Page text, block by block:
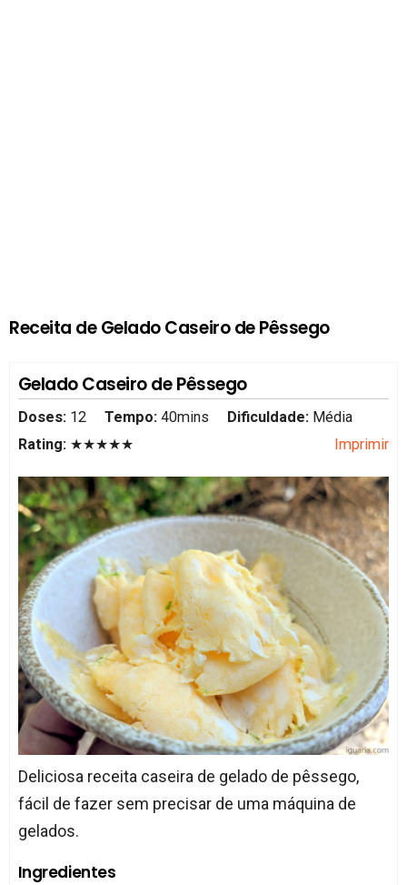
Receita de Gelado Caseiro de Pêssego
Gelado Caseiro de Pêssego
Doses: 12 Tempo: 40mins Dificuldade: Média
Rating: ★★★★★ Imprimir
Deliciosa receita caseira de gelado de pêssego,
fácil de fazer sem precisar de uma máquina de
gelados.
Ingredientes